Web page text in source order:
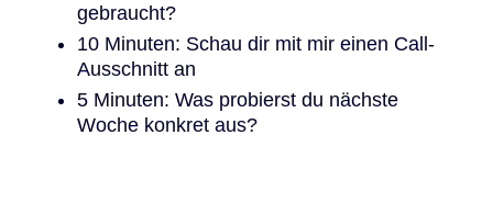
gebraucht?
10 Minuten: Schau dir mit mir einen Call-
Ausschnitt an
5 Minuten: Was probierst du nächste
Woche konkret aus?